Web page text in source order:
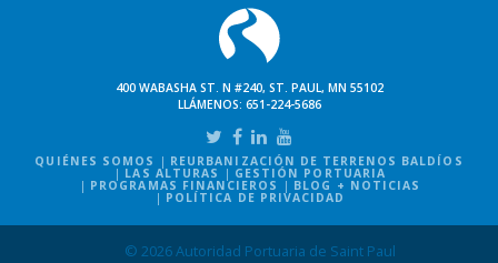
400 WABASHA ST. N #240, ST. PAUL, MN 55102
LLÁMENOS: 651-224-5686
QUIÉNES SOMOS REURBANIZACIÓN DE TERRENOS BALDÍOS
LAS ALTURAS GESTIÓN PORTUARIA
PROGRAMAS FINANCIEROS BLOG + NOTICIAS
POLÍTICA DE PRIVACIDAD
© 2026 Autoridad Portuaria de Saint Paul